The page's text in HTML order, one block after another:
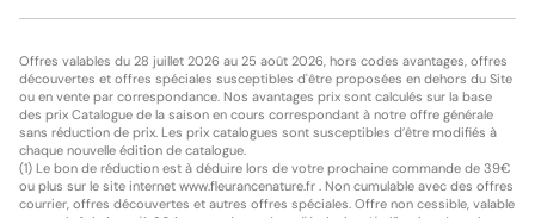
Offres valables du 28 juillet 2026 au 25 août 2026, hors codes avantages, offres
découvertes et offres spéciales susceptibles d'être proposées en dehors du Site
ou en vente par correspondance. Nos avantages prix sont calculés sur la base
des prix Catalogue de la saison en cours correspondant à notre offre générale
sans réduction de prix. Les prix catalogues sont susceptibles d’être modifiés à
chaque nouvelle édition de catalogue.
(1) Le bon de réduction est à déduire lors de votre prochaine commande de 39€
ou plus sur le site internet www.fleurancenature.fr . Non cumulable avec des offres
courrier, offres découvertes et autres offres spéciales. Offre non cessible, valable